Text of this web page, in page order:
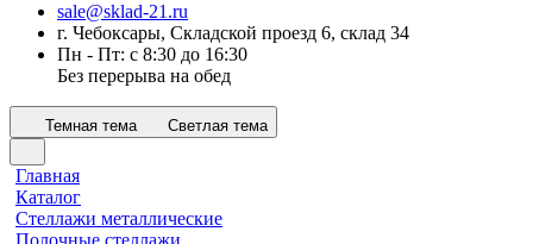
sale@sklad-21.ru
г. Чебоксары, Складской проезд 6, склад 34
Пн - Пт: с 8:30 до 16:30
Без перерыва на обед
Темная тема Светлая тема
Главная
Каталог
Стеллажи металлические
Полочные стеллажи